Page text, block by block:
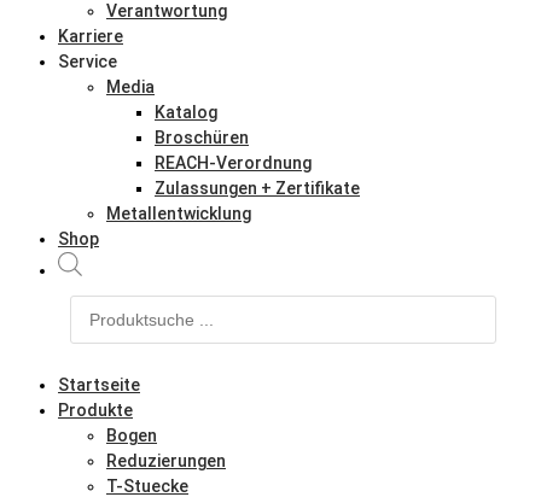
Verantwortung
Karriere
Service
Media
Katalog
Broschüren
REACH-Verordnung
Zulassungen + Zertifikate
Metallentwicklung
Shop
Startseite
Produkte
Bogen
Reduzierungen
T-Stuecke